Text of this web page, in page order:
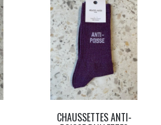
CHAUSSETTES ANTI-